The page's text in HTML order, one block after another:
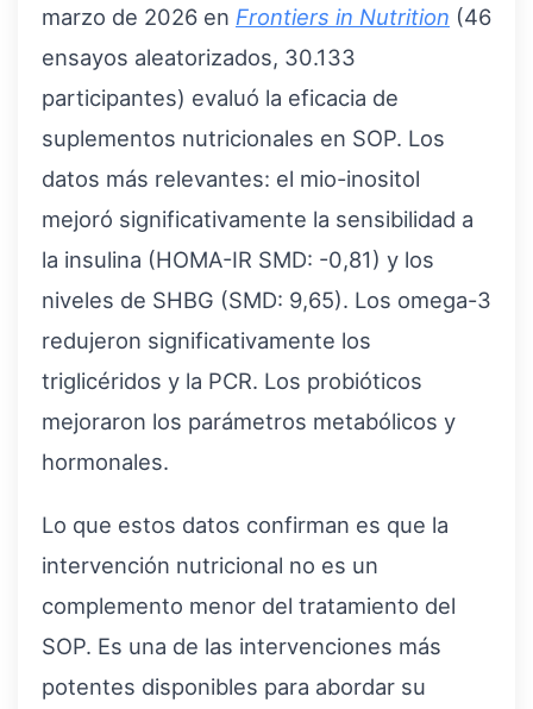
marzo de 2026 en Frontiers in Nutrition (46
ensayos aleatorizados, 30.133
participantes) evaluó la eficacia de
suplementos nutricionales en SOP. Los
datos más relevantes: el mio-inositol
mejoró significativamente la sensibilidad a
la insulina (HOMA-IR SMD: -0,81) y los
niveles de SHBG (SMD: 9,65). Los omega-3
redujeron significativamente los
triglicéridos y la PCR. Los probióticos
mejoraron los parámetros metabólicos y
hormonales.
Lo que estos datos confirman es que la
intervención nutricional no es un
complemento menor del tratamiento del
SOP. Es una de las intervenciones más
potentes disponibles para abordar su